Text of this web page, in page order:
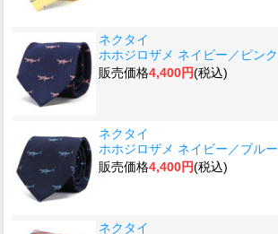
ネクタイ
ホホジロザメ ネイビー／ピンク
販売価格4,400円(税込)
ネクタイ
ホホジロザメ ネイビー／ブルー
販売価格4,400円(税込)
ネクタイ